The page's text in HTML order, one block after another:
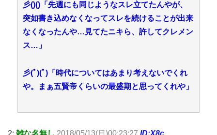
彡()()「先週にも同じようなスレ立てたんやが、
突如書き込めなくなってスレを続けることが出来
なくなったんや…見てたニキら、許してクレメン
ス…」
彡(ﾟ)(ﾟ)「時代についてはあまり考えないでくれ
や。まぁ五賢帝くらいの最盛期と思ってくれや」
2: 雑な名無し 2018/05/13(日)00:23:27 ID:X8c